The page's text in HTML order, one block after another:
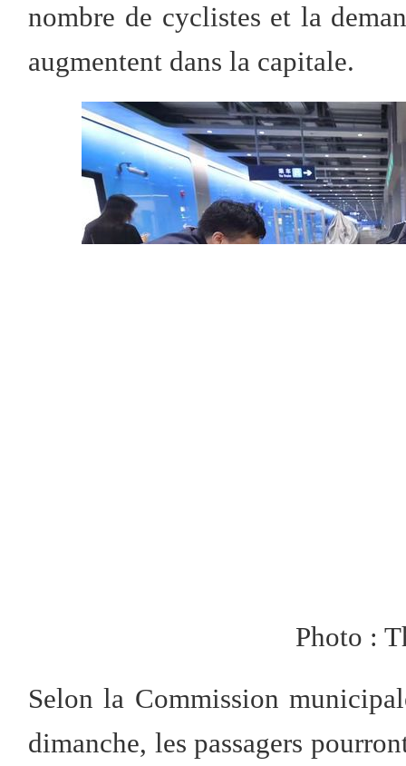
nombre de cyclistes et la
augmentent dans la capitale.
Photo :
Selon la Commission
dimanche, les passagers